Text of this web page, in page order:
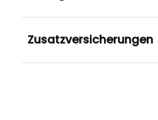
Zusatzversicherungen